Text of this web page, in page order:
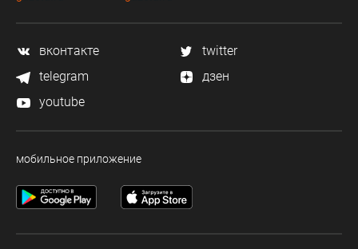
вконтакте
twitter
telegram
дзен
youtube
мобильное приложение